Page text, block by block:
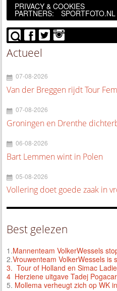
PRIVACY & COOKIES
PARTNERS: SPORTFOTO.NL
Actueel
07-08-2026
Van der Breggen rijdt Tour
07-08-2026
Groningen en Drenthe
06-08-2026
Bart Lemmen wint in Polen
05-08-2026
Vollering doet goede zaak in
Best gelezen
1.Mannenteam VolkerWessels
2.Vrouwenteam VolkerWessels is
3. Tour of Holland en Simac
4 Herziene uitgave Tadej
5. Mollema verheugt zich op WK